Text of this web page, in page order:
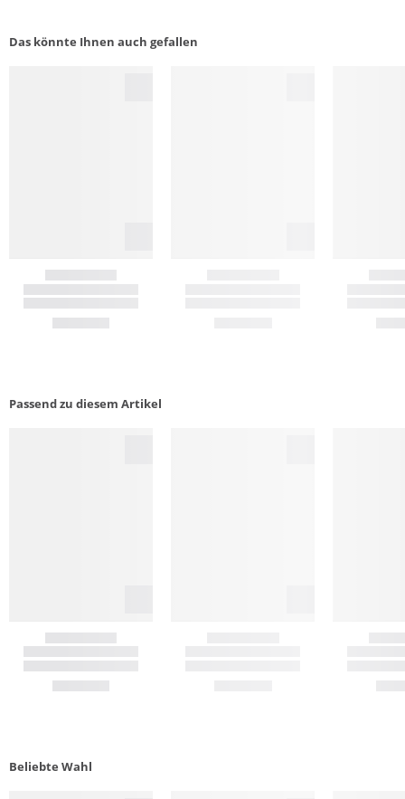
Das könnte Ihnen auch gefallen
Passend zu diesem Artikel
Beliebte Wahl